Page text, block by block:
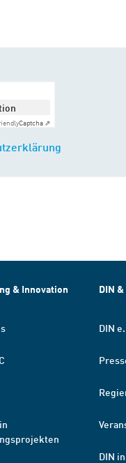
Captcha ⇗
& Innovation DIN
DIN e.
DIN